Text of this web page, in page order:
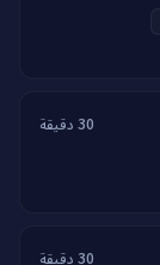
30 دقيقة
30 دقيقة